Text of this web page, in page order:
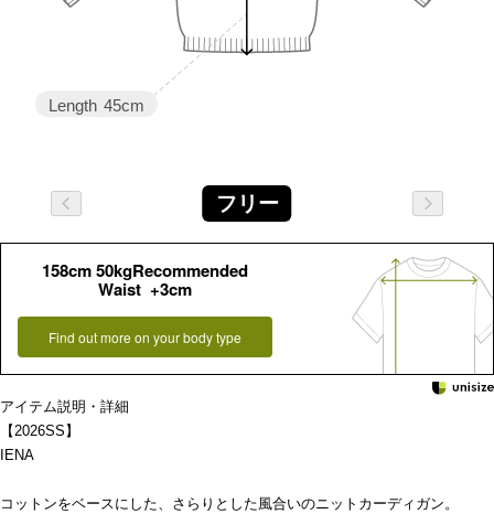
Length 45cm
フリー
158cm 50kgRecommended
Waist +3cm
Find out more on your body type
アイテム説明・詳細
【2026SS】
IENA
コットンをベースにした、さらりとした風合いのニットカーディガン。